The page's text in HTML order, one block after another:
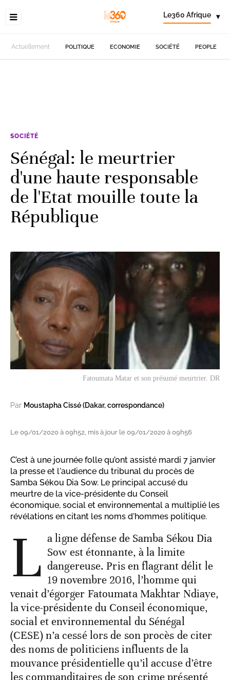
Le360 Afrique ▾
Actuellement POLITIQUE ECONOMIE SOCIÉTÉ PEOPLE
SOCIÉTÉ
Sénégal: le meurtrier
d'une haute responsable
de l'Etat mouille toute la
République
Fatoumata Matar et son présumé meurtrier. DR
Par Moustapha Cissé (Dakar, correspondance)
Le 09/01/2020 à 09h52, mis à jour le 09/01/2020 à 09h56
C’est à une journée folle qu’ont assisté mardi 7 janvier
la presse et l'audience du tribunal du procès de
Samba Sékou Dia Sow. Le principal accusé du
meurtre de la vice-présidente du Conseil
économique, social et environnemental a multiplié les
révélations en citant les noms d'hommes politique.
L a ligne défense de Samba Sékou Dia
Sow est étonnante, à la limite
dangereuse. Pris en flagrant délit le
19 novembre 2016, l’homme qui
venait d’égorger Fatoumata Makhtar Ndiaye,
la vice-présidente du Conseil économique,
social et environnemental du Sénégal
(CESE) n’a cessé lors de son procès de citer
des noms de politiciens influents de la
mouvance présidentielle qu’il accuse d’être
les commanditaires de son crime présenté